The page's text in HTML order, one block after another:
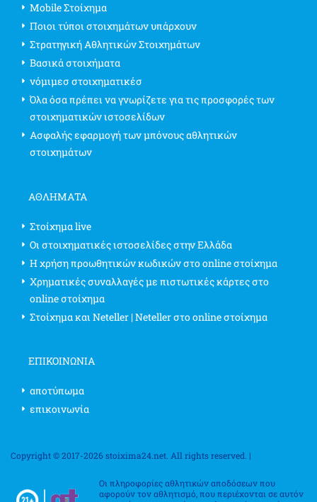
Mobile Στοίχημα
Ποιοι τύποι στοιχημάτων υπάρχουν
Στρατηγική Αθλητικών Στοιχημάτων
Βασικά στοιχήματα
νόμιμεσ στοιχηματικέσ
Όλα όσα πρέπει να γνωρίζετε για τις προσφορές των
στοιχηματικών ιστοσελίδων
Ασφαλής εφαρμογή των μπόνους αθλητικών
στοιχημάτων
ΑΘΛΗΜΑΤΑ
Στοίχημα live
Οι στοιχηματικές ιστοσελίδες στην Ελλάδα
Η χρήση προωθητικών κωδικών στο online στοίχημα
Χρηματικές συναλλαγές με πιστωτικές κάρτες στο
online στοίχημα
Στοίχημα και Neteller | Neteller στο online στοίχημα
ΕΠΙΚΟΙΝΩΝΊΑ
αποτύπωμα
επικοινωνία
Copyright © 2017-2026 stoixima24.net. All rights reserved. |
Οι πληροφορίες αθλητικών αποδόσεων που
αφορούν τον αθλητισμό, που περιέχονται σε αυτόν